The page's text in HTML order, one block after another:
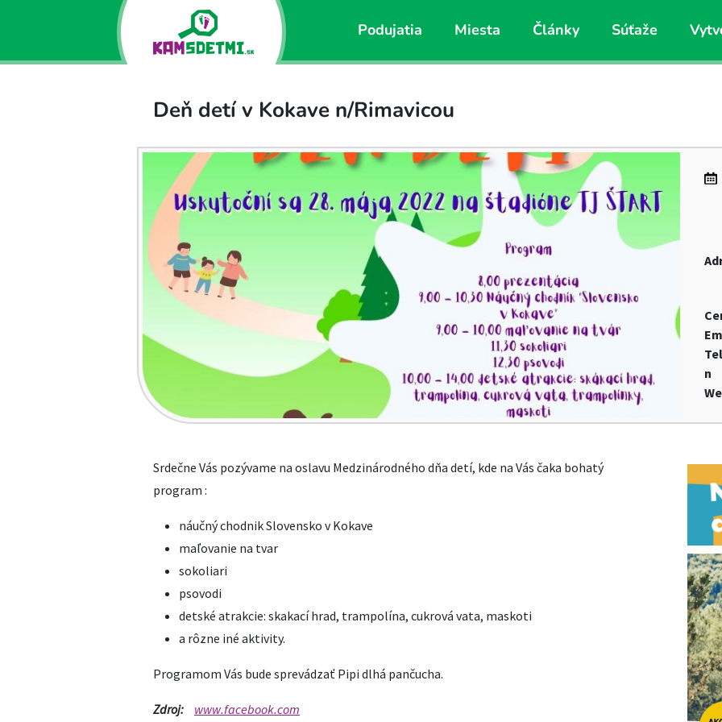
Podujatia Miesta Články Súťaže
Deň detí v Kokave n/Rimavicou
n
Srdečne Vás pozývame na oslavu Medzinárodného dňa detí, kde na Vás čaka bohatý
program :
náučný chodnik Slovensko v Kokave
maľovanie na tvar
sokoliari
psovodi
detské atrakcie: skakací hrad, trampolína, cukrová vata, maskoti
a rôzne iné aktivity.
Programom Vás bude sprevádzať Pipi dlhá pančucha.
Zdroj: www.facebook.com